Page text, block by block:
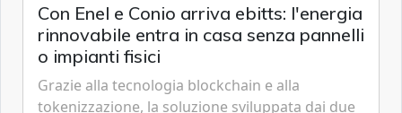
Con Enel e Conio arriva ebitts: l'energia
rinnovabile entra in casa senza pannelli
o impianti fisici
Grazie alla tecnologia blockchain e alla
tokenizzazione, la soluzione sviluppata dai due